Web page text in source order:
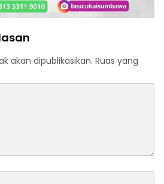
akan dipublikasikan. Ruas yang